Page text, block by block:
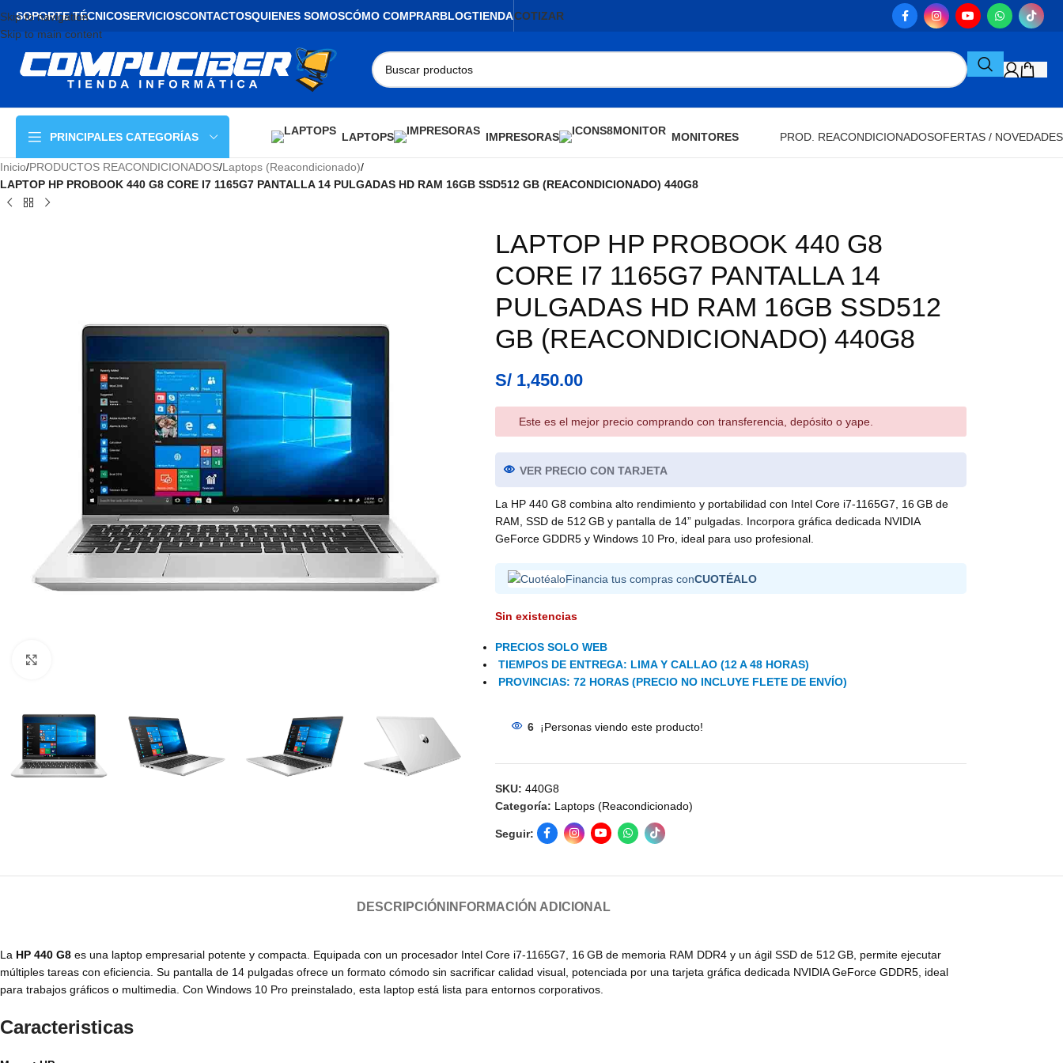
Skip to navigation
Skip to main content
SOPORTE TÉCNICOSERVICIOSCONTACTOSQUIENES SOMOSCÓMO COMPRARBLOGTIENDACOTIZAR
PRINCIPALES CATEGORÍAS LAPTOPS IMPRESORAS MONITORES PROD. REACONDICIONADOSOFERTAS / NOVEDADES
Inicio/PRODUCTOS REACONDICIONADOS/Laptops (Reacondicionado)/
LAPTOP HP PROBOOK 440 G8 CORE I7 1165G7 PANTALLA 14 PULGADAS HD RAM 16GB SSD512 GB (REACONDICIONADO) 440G8
LAPTOP HP PROBOOK 440 G8
CORE I7 1165G7 PANTALLA 14
PULGADAS HD RAM 16GB SSD512
GB (REACONDICIONADO) 440G8
S/1,450.00
Este es el mejor precio comprando con transferencia, depósito o yape.
VER PRECIO CON TARJETA
La HP 440 G8 combina alto rendimiento y portabilidad con Intel Core i7-1165G7, 16 GB de
RAM, SSD de 512 GB y pantalla de 14” pulgadas. Incorpora gráfica dedicada NVIDIA
GeForce GDDR5 y Windows 10 Pro, ideal para uso profesional.
Financia tus compras conCUOTÉALO
Sin existencias
PRECIOS SOLO WEB
TIEMPOS DE ENTREGA: LIMA Y CALLAO (12 A 48 HORAS)
PROVINCIAS: 72 HORAS (PRECIO NO INCLUYE FLETE DE ENVÍO)
6 ¡Personas viendo este producto!
SKU: 440G8
Categoría: Laptops (Reacondicionado)
Seguir:
DESCRIPCIÓN INFORMACIÓN ADICIONAL
La HP 440 G8 es una laptop empresarial potente y compacta. Equipada con un procesador Intel Core i7-1165G7, 16 GB de memoria RAM DDR4 y un ágil SSD de 512 GB, permite ejecutar
múltiples tareas con eficiencia. Su pantalla de 14 pulgadas ofrece un formato cómodo sin sacrificar calidad visual, potenciada por una tarjeta gráfica dedicada NVIDIA GeForce GDDR5, ideal
para trabajos gráficos o multimedia. Con Windows 10 Pro preinstalado, esta laptop está lista para entornos corporativos.
Caracteristicas